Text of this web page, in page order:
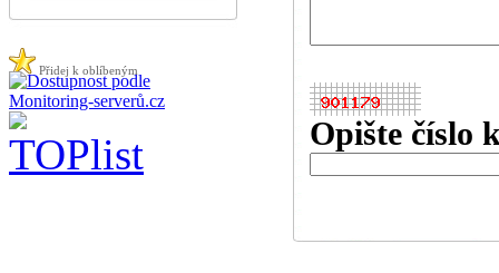
Opište číslo
Přidej k oblíbeným